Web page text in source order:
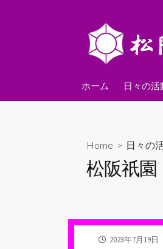
ス
ホーム 日々の
2026年
Home > 日々の
松阪祇園
公
2023年7月19日